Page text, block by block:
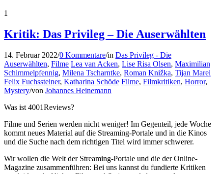
1
Kritik: Das Privileg – Die Auserwählten
14. Februar 2022/0 Kommentare/in Das Privileg - Die
Auserwählten, Filme Lea van Acken, Lise Risa Olsen, Maximilian
Schimmelpfennig, Milena Tscharntke, Roman Knižka, Tijan Marei
Felix Fuchssteiner, Katharina Schöde Filme, Filmkritiken, Horror,
Mystery/von Johannes Heinemann
Was ist 4001Reviews?
Filme und Serien werden nicht weniger! Im Gegenteil, jede Woche
kommt neues Material auf die Streaming-Portale und in die Kinos
und die Suche nach dem richtigen Titel wird immer schwerer.
Wir wollen die Welt der Streaming-Portale und die der Online-
Magazine zusammenführen: Bei uns kannst du fundierte Kritiken